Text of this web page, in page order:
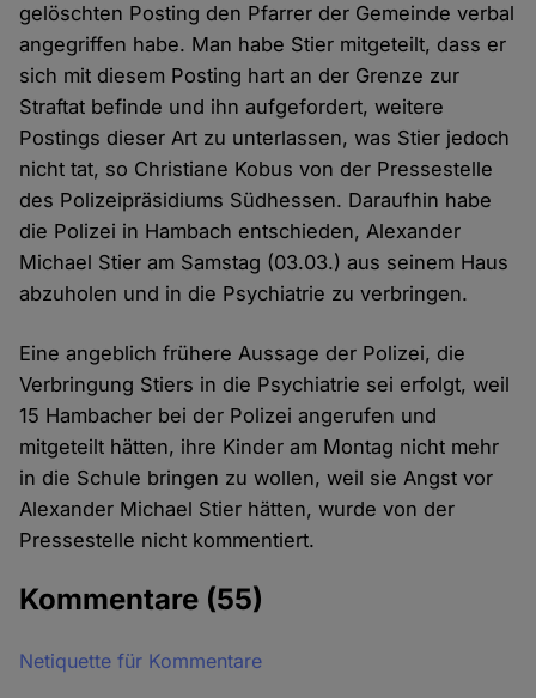
gelöschten Posting den Pfarrer der Gemeinde verbal
angegriffen habe. Man habe Stier mitgeteilt, dass er
sich mit diesem Posting hart an der Grenze zur
Straftat befinde und ihn aufgefordert, weitere
Postings dieser Art zu unterlassen, was Stier jedoch
nicht tat, so Christiane Kobus von der Pressestelle
des Polizeipräsidiums Südhessen. Daraufhin habe
die Polizei in Hambach entschieden, Alexander
Michael Stier am Samstag (03.03.) aus seinem Haus
abzuholen und in die Psychiatrie zu verbringen.
Eine angeblich frühere Aussage der Polizei, die
Verbringung Stiers in die Psychiatrie sei erfolgt, weil
15 Hambacher bei der Polizei angerufen und
mitgeteilt hätten, ihre Kinder am Montag nicht mehr
in die Schule bringen zu wollen, weil sie Angst vor
Alexander Michael Stier hätten, wurde von der
Pressestelle nicht kommentiert.
Kommentare (55)
Netiquette für Kommentare